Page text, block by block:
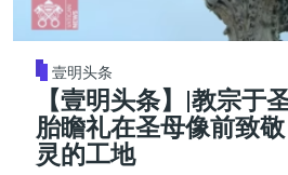
壹明头条
【壹明头条】|教宗于
胎瞻礼在圣母像前致
灵的工地